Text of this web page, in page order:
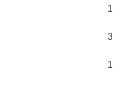
1
3
1